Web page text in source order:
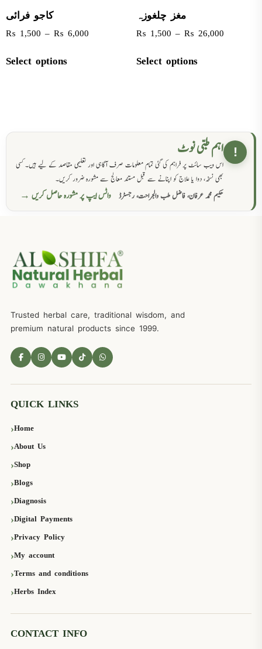
کاجو فرائی
₨ 1,500 – ₨ 6,000
Select options
مغز چلغوزہ
₨ 1,500 – ₨ 26,000
Select options
! اہم طبی نوٹ
اس ویب سائٹ پر فراہم کی گئی تمام معلومات صرف آگاہی اور تعلیمی مقاصد کے لیے ہیں۔ کسی
بھی نسخہ، دوا یا علاج کو اپنانے سے قبل مستند معالج سے مشورہ ضرور کریں۔
حکیم محمد عرفان، فاضل طب والجراحت، رجسٹرڈ
واٹس ایپ پر مشورہ حاصل کریں →
Trusted herbal care, traditional wisdom, and
premium natural products since 1999.
QUICK LINKS
Home
About Us
Shop
Blogs
Diagnosis
Digital Payments
Privacy Policy
My account
Terms and conditions
Herbs Index
CONTACT INFO